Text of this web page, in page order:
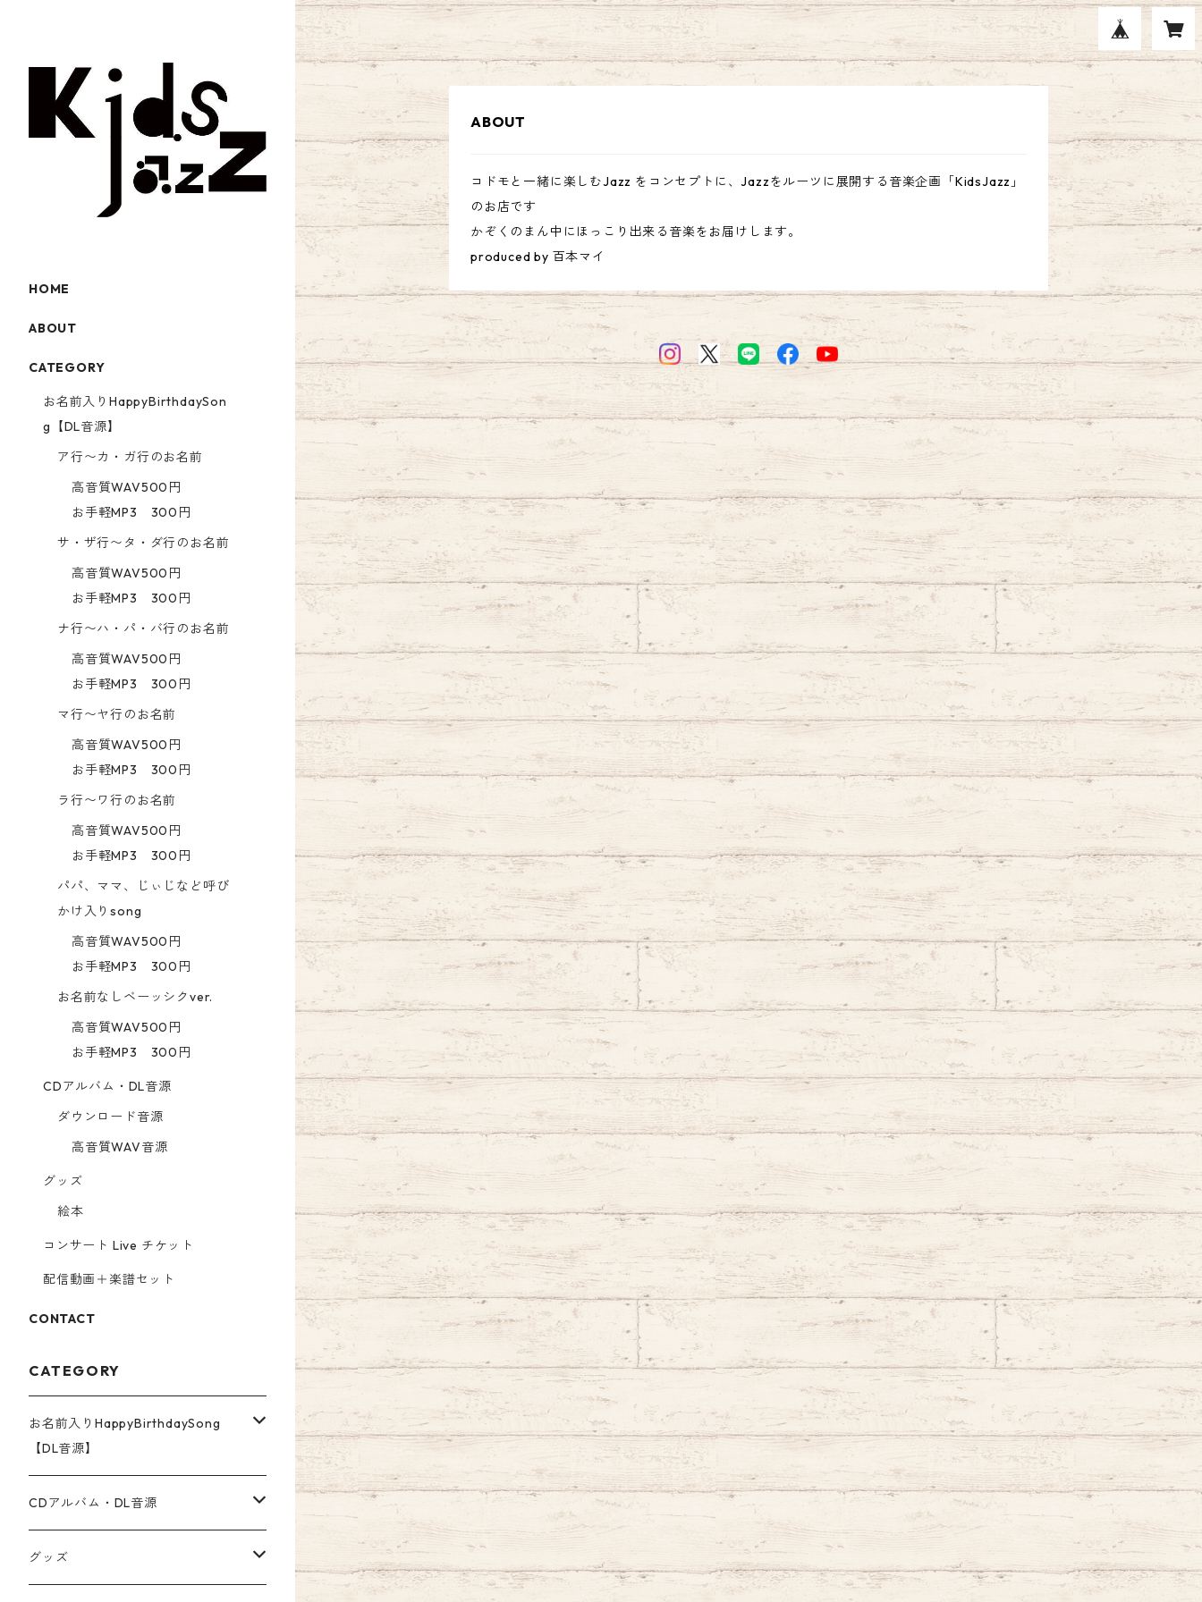
ABOUT
コドモと一緒に楽しむJazz をコンセプトに、Jazzをルーツに展開する音楽企画「KidsJazz」
のお店です
かぞくのまん中にほっこり出来る音楽をお届けします。
produced by 百本マイ
HOME
ABOUT
CATEGORY
お名前入りHappyBirthdaySon
g【DL音源】
ア行〜カ・ガ行のお名前
高音質WAV500円
お手軽MP3 300円
サ・ザ行〜タ・ダ行のお名前
高音質WAV500円
お手軽MP3 300円
ナ行〜ハ・パ・バ行のお名前
高音質WAV500円
お手軽MP3 300円
マ行〜ヤ行のお名前
高音質WAV500円
お手軽MP3 300円
ラ行〜ワ行のお名前
高音質WAV500円
お手軽MP3 300円
パパ、ママ、じぃじなど呼び
かけ入りsong
高音質WAV500円
お手軽MP3 300円
お名前なしベーッシクver.
高音質WAV500円
お手軽MP3 300円
CDアルバム・DL音源
ダウンロード音源
高音質WAV音源
グッズ
絵本
コンサート Live チケット
配信動画＋楽譜セット
CONTACT
CATEGORY
お名前入りHappyBirthdaySong
【DL音源】
ア行〜カ・ガ行のお名前
高音質WAV500円
サ・ザ行〜タ・ダ行のお名前
CDアルバム・DL音源
ダウンロード音源
グッズ